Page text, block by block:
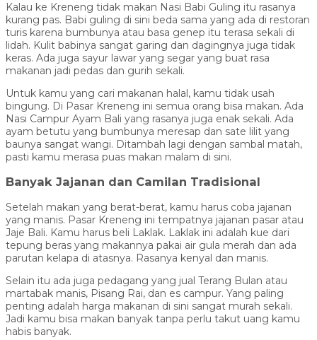
Kalau ke Kreneng tidak makan Nasi Babi Guling itu rasanya
kurang pas. Babi guling di sini beda sama yang ada di restoran
turis karena bumbunya atau basa genep itu terasa sekali di
lidah. Kulit babinya sangat garing dan dagingnya juga tidak
keras. Ada juga sayur lawar yang segar yang buat rasa
makanan jadi pedas dan gurih sekali.
Untuk kamu yang cari makanan halal, kamu tidak usah
bingung. Di Pasar Kreneng ini semua orang bisa makan. Ada
Nasi Campur Ayam Bali yang rasanya juga enak sekali. Ada
ayam betutu yang bumbunya meresap dan sate lilit yang
baunya sangat wangi. Ditambah lagi dengan sambal matah,
pasti kamu merasa puas makan malam di sini.
Banyak Jajanan dan Camilan Tradisional
Setelah makan yang berat-berat, kamu harus coba jajanan
yang manis. Pasar Kreneng ini tempatnya jajanan pasar atau
Jaje Bali. Kamu harus beli Laklak. Laklak ini adalah kue dari
tepung beras yang makannya pakai air gula merah dan ada
parutan kelapa di atasnya. Rasanya kenyal dan manis.
Selain itu ada juga pedagang yang jual Terang Bulan atau
martabak manis, Pisang Rai, dan es campur. Yang paling
penting adalah harga makanan di sini sangat murah sekali.
Jadi kamu bisa makan banyak tanpa perlu takut uang kamu
habis banyak.